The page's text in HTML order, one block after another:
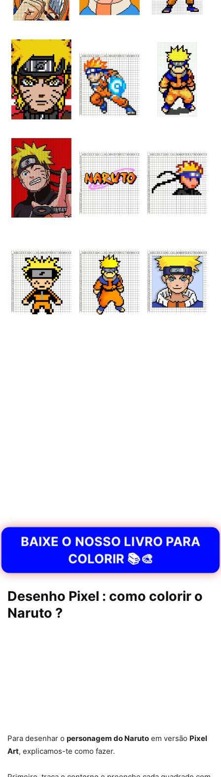
BAIXE O NOSSO LIVRO PARA
COLORIR 📚🎨
Desenho Pixel : como colorir o
Naruto ?
Para desenhar o personagem do Naruto em versão Pixel
Art, explicamos-te como fazer.